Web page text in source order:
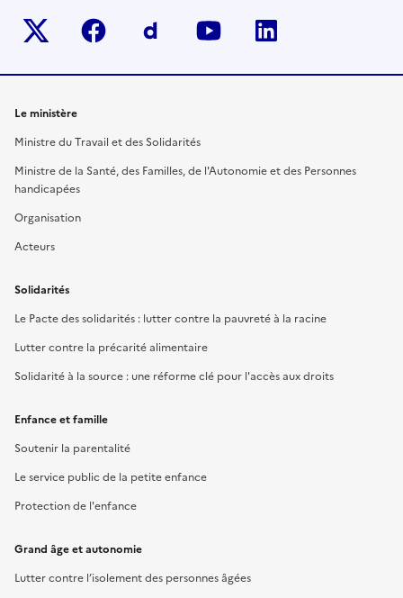
Twitter-x facebook Dailymotion
youtube
Le ministère
Ministre du Travail et des Solidarités
Ministre de la Santé, des Familles, de l'Autonomie et des Personnes
handicapées
Organisation
Acteurs
Solidarités
Le Pacte des solidarités : lutter contre la pauvreté à la racine
Lutter contre la précarité alimentaire
Solidarité à la source : une réforme clé pour l'accès aux droits
Enfance et famille
Soutenir la parentalité
Le service public de la petite enfance
Protection de l'enfance
Grand âge et autonomie
Lutter contre l’isolement des personnes âgées